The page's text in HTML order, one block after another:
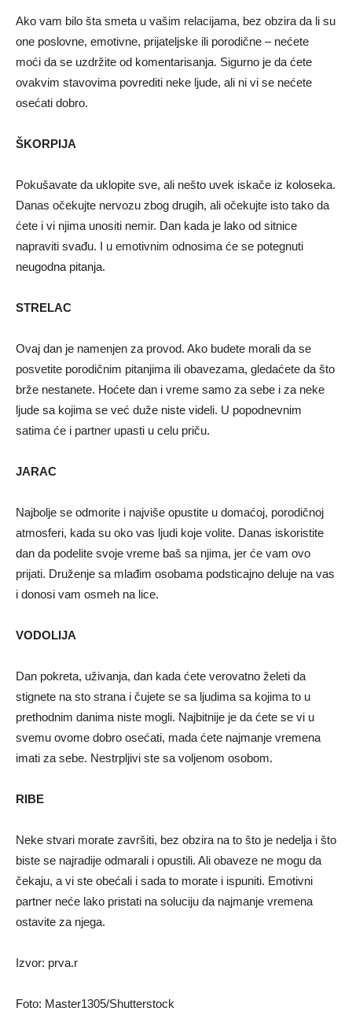
Ako vam bilo šta smeta u vašim relacijama, bez obzira da li su
one poslovne, emotivne, prijateljske ili porodične – nećete
moći da se uzdržite od komentarisanja. Sigurno je da ćete
ovakvim stavovima povrediti neke ljude, ali ni vi se nećete
osećati dobro.
ŠKORPIJA
Pokušavate da uklopite sve, ali nešto uvek iskače iz koloseka.
Danas očekujte nervozu zbog drugih, ali očekujte isto tako da
ćete i vi njima unositi nemir. Dan kada je lako od sitnice
napraviti svađu. I u emotivnim odnosima će se potegnuti
neugodna pitanja.
STRELAC
Ovaj dan je namenjen za provod. Ako budete morali da se
posvetite porodičnim pitanjima ili obavezama, gledaćete da što
brže nestanete. Hoćete dan i vreme samo za sebe i za neke
ljude sa kojima se već duže niste videli. U popodnevnim
satima će i partner upasti u celu priču.
JARAC
Najbolje se odmorite i najviše opustite u domaćoj, porodičnoj
atmosferi, kada su oko vas ljudi koje volite. Danas iskoristite
dan da podelite svoje vreme baš sa njima, jer će vam ovo
prijati. Druženje sa mlađim osobama podsticajno deluje na vas
i donosi vam osmeh na lice.
VODOLIJA
Dan pokreta, uživanja, dan kada ćete verovatno želeti da
stignete na sto strana i čujete se sa ljudima sa kojima to u
prethodnim danima niste mogli. Najbitnije je da ćete se vi u
svemu ovome dobro osećati, mada ćete najmanje vremena
imati za sebe. Nestrpljivi ste sa voljenom osobom.
RIBE
Neke stvari morate završiti, bez obzira na to što je nedelja i što
biste se najradije odmarali i opustili. Ali obaveze ne mogu da
čekaju, a vi ste obećali i sada to morate i ispuniti. Emotivni
partner neće lako pristati na soluciju da najmanje vremena
ostavite za njega.
Izvor: prva.r
Foto: Master1305/Shutterstock